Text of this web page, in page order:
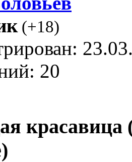
(+18)
20
красавица